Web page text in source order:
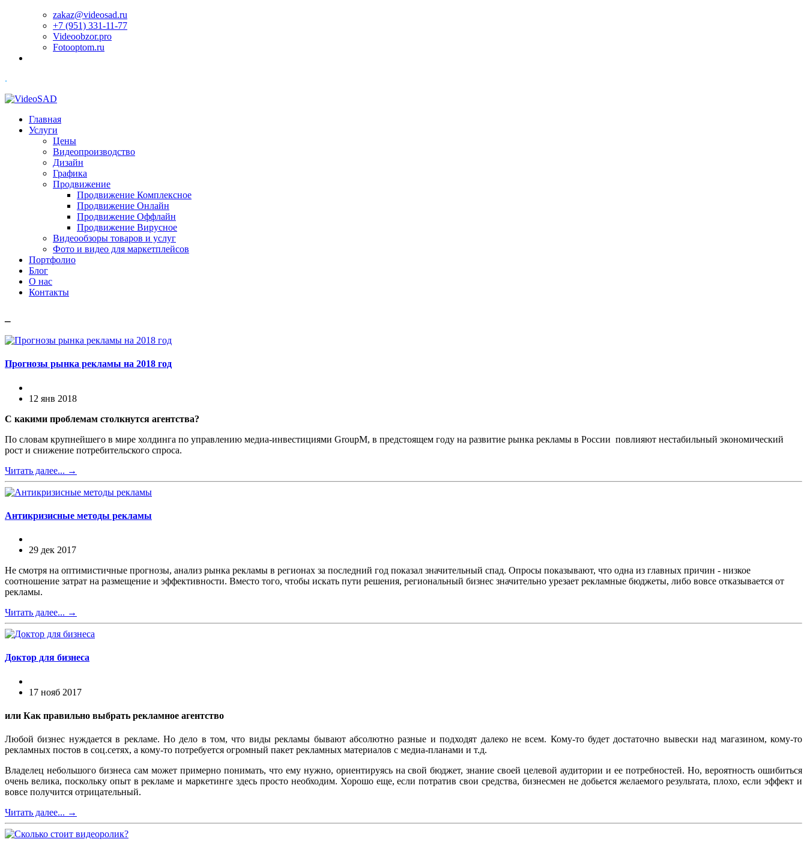
zakaz@videosad.ru
+7 (951) 331-11-77
Videoobzor.pro
Fotooptom.ru
.
Главная
Услуги
Цены
Видеопроизводство
Дизайн
Графика
Продвижение
Продвижение Комплексное
Продвижение Онлайн
Продвижение Оффлайн
Продвижение Вирусное
Видеообзоры товаров и услуг
Фото и видео для маркетплейсов
Портфолио
Блог
О нас
Контакты
Прогнозы рынка рекламы на 2018 год
12 янв 2018
С какими проблемам столкнутся агентства?
По словам крупнейшего в мире холдинга по управлению медиа-инвестициями GroupM, в предстоящем году на развитие рынка рекламы в России повлияют нестабильный экономический
рост и снижение потребительского спроса.
Читать далее... →
Антикризисные методы рекламы
29 дек 2017
Не смотря на оптимистичные прогнозы, анализ рынка рекламы в регионах за последний год показал значительный спад. Опросы показывают, что одна из главных причин - низкое
соотношение затрат на размещение и эффективности. Вместо того, чтобы искать пути решения, региональный бизнес значительно урезает рекламные бюджеты, либо вовсе отказывается от
рекламы.
Читать далее... →
Доктор для бизнеса
17 нояб 2017
или Как правильно выбрать рекламное агентство
Любой бизнес нуждается в рекламе. Но дело в том, что виды рекламы бывают абсолютно разные и подходят далеко не всем. Кому-то будет достаточно вывески над магазином, кому-то
рекламных постов в соц.сетях, а кому-то потребуется огромный пакет рекламных материалов с медиа-планами и т.д.
Владелец небольшого бизнеса сам может примерно понимать, что ему нужно, ориентируясь на свой бюджет, знание своей целевой аудитории и ее потребностей. Но, вероятность ошибиться
очень велика, поскольку опыт в рекламе и маркетинге здесь просто необходим. Хорошо еще, если потратив свои средства, бизнесмен не добьется желаемого результата, плохо, если эффект и
вовсе получится отрицательный.
Читать далее... →